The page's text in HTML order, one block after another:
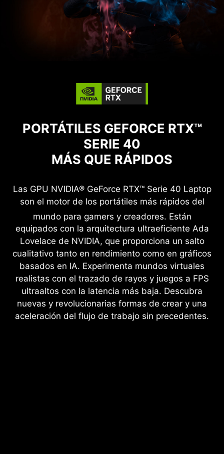
PORTÁTILES GEFORCE RTX™
SERIE 40
MÁS QUE RÁPIDOS
Las GPU NVIDIA® GeForce RTX™ Serie 40 Laptop
son el motor de los portátiles más rápidos del
mundo para gamers y creadores. Están
equipados con la arquitectura ultraeficiente Ada
Lovelace de NVIDIA, que proporciona un salto
cualitativo tanto en rendimiento como en gráficos
basados en IA. Experimenta mundos virtuales
realistas con el trazado de rayos y juegos a FPS
ultraaltos con la latencia más baja. Descubra
nuevas y revolucionarias formas de crear y una
aceleración del flujo de trabajo sin precedentes.